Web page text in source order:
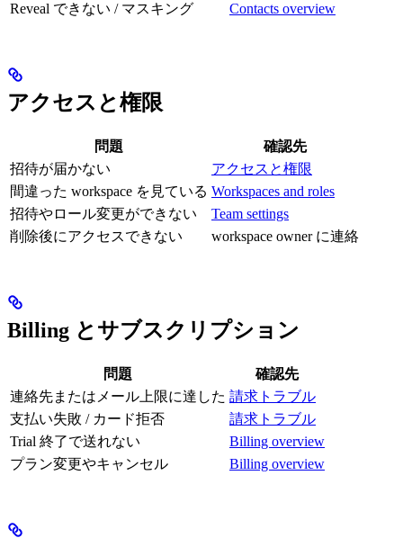
Reveal できない / マスキング
Contacts overview
アクセスと権限
問題
確認先
招待が届かない
アクセスと権限
間違った workspace を見ている Workspaces and roles
招待やロール変更ができない
Team settings
削除後にアクセスできない
workspace owner に連絡
Billing とサブスクリプション
問題
確認先
連絡先またはメール上限に達した 請求トラブル
支払い失敗 / カード拒否
請求トラブル
Trial 終了で送れない
Billing overview
プラン変更やキャンセル
Billing overview